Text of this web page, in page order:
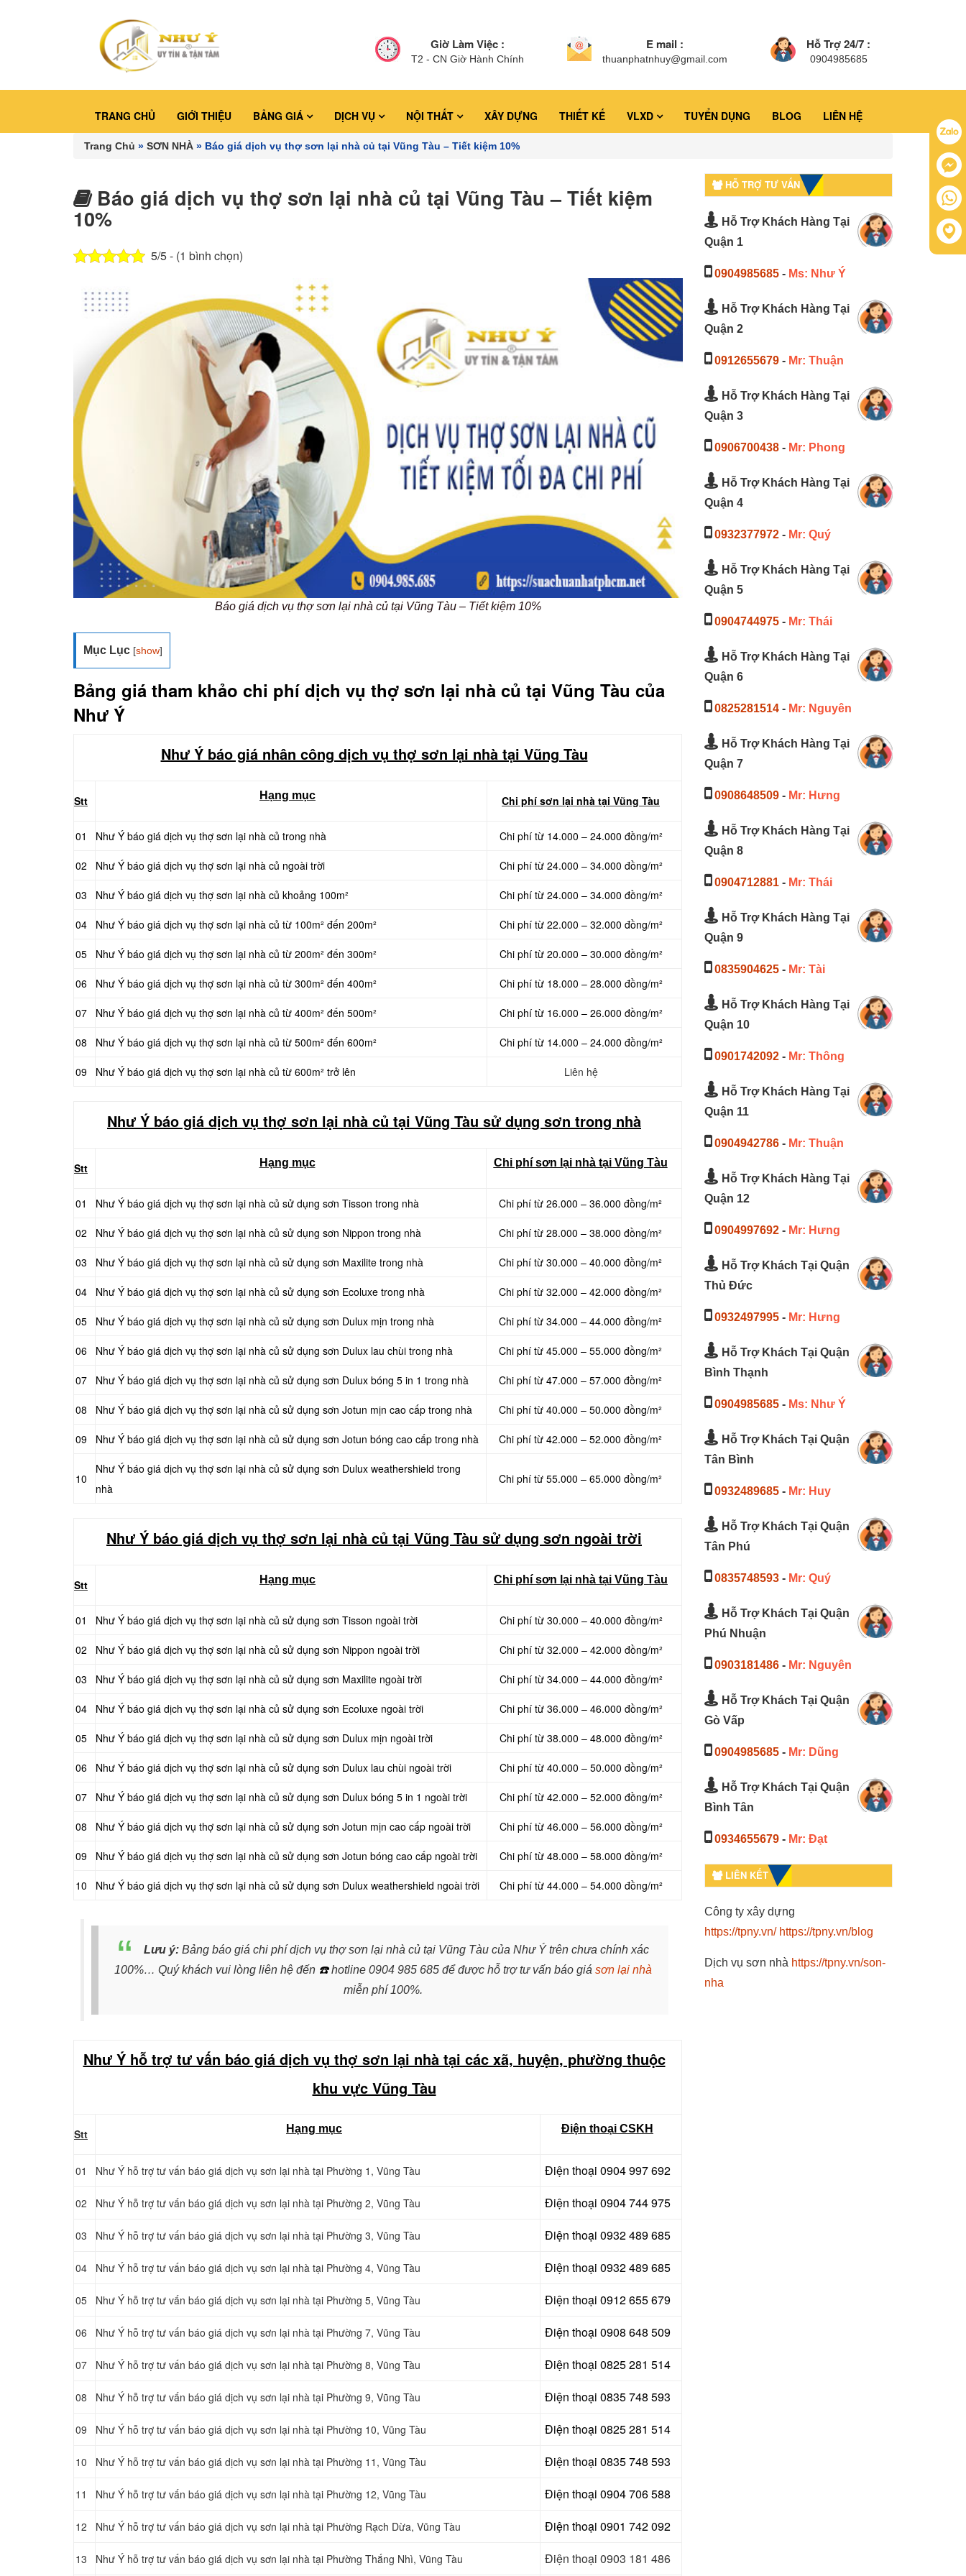
Giờ Làm Việc :
T2 - CN Giờ Hành Chính
E mail :
thuanphatnhuy@gmail.com
Hỗ Trợ 24/7 :
0904985685
TRANG CHỦ GIỚI THIỆU BẢNG GIÁ DỊCH VỤ NỘI THẤT XÂY DỰNG THIẾT KẾ VLXD TUYỂN DỤNG BLOG LIÊN HỆ
Trang Chủ » SƠN NHÀ » Báo giá dịch vụ thợ sơn lại nhà củ tại Vũng Tàu – Tiết kiệm 10%
Báo giá dịch vụ thợ sơn lại nhà củ tại Vũng Tàu – Tiết kiệm
10%
5/5 - (1 bình chọn)
Báo giá dịch vụ thợ sơn lại nhà củ tại Vũng Tàu – Tiết kiệm 10%
Mục Lục [show]
Bảng giá tham khảo chi phí dịch vụ thợ sơn lại nhà củ tại Vũng Tàu của
Như Ý
Như Ý báo giá nhân công dịch vụ thợ sơn lại nhà tại Vũng Tàu
Stt Hạng mục Chi phí sơn lại nhà tại Vũng Tàu
01 Như Ý báo giá dịch vụ thợ sơn lại nhà củ trong nhà Chi phí từ 14.000 – 24.000 đồng/m²
02 Như Ý báo giá dịch vụ thợ sơn lại nhà củ ngoài trời Chi phí từ 24.000 – 34.000 đồng/m²
03 Như Ý báo giá dịch vụ thợ sơn lại nhà củ khoảng 100m² Chi phí từ 24.000 – 34.000 đồng/m²
04 Như Ý báo giá dịch vụ thợ sơn lại nhà củ từ 100m² đến 200m² Chi phí từ 22.000 – 32.000 đồng/m²
05 Như Ý báo giá dịch vụ thợ sơn lại nhà củ từ 200m² đến 300m² Chi phí từ 20.000 – 30.000 đồng/m²
06 Như Ý báo giá dịch vụ thợ sơn lại nhà củ từ 300m² đến 400m² Chi phí từ 18.000 – 28.000 đồng/m²
07 Như Ý báo giá dịch vụ thợ sơn lại nhà củ từ 400m² đến 500m² Chi phí từ 16.000 – 26.000 đồng/m²
08 Như Ý báo giá dịch vụ thợ sơn lại nhà củ từ 500m² đến 600m² Chi phí từ 14.000 – 24.000 đồng/m²
09 Như Ý báo giá dịch vụ thợ sơn lại nhà củ từ 600m² trở lên Liên hệ
Như Ý báo giá dịch vụ thợ sơn lại nhà củ tại Vũng Tàu sử dụng sơn trong nhà
Stt Hạng mục Chi phí sơn lại nhà tại Vũng Tàu
01 Như Ý báo giá dịch vụ thợ sơn lại nhà củ sử dụng sơn Tisson trong nhà Chi phí từ 26.000 – 36.000 đồng/m²
02 Như Ý báo giá dịch vụ thợ sơn lại nhà củ sử dụng sơn Nippon trong nhà Chi phí từ 28.000 – 38.000 đồng/m²
03 Như Ý báo giá dịch vụ thợ sơn lại nhà củ sử dụng sơn Maxilite trong nhà Chi phí từ 30.000 – 40.000 đồng/m²
04 Như Ý báo giá dịch vụ thợ sơn lại nhà củ sử dụng sơn Ecoluxe trong nhà Chi phí từ 32.000 – 42.000 đồng/m²
05 Như Ý báo giá dịch vụ thợ sơn lại nhà củ sử dụng sơn Dulux mịn trong nhà Chi phí từ 34.000 – 44.000 đồng/m²
06 Như Ý báo giá dịch vụ thợ sơn lại nhà củ sử dụng sơn Dulux lau chùi trong nhà Chi phí từ 45.000 – 55.000 đồng/m²
07 Như Ý báo giá dịch vụ thợ sơn lại nhà củ sử dụng sơn Dulux bóng 5 in 1 trong nhà Chi phí từ 47.000 – 57.000 đồng/m²
08 Như Ý báo giá dịch vụ thợ sơn lại nhà củ sử dụng sơn Jotun mịn cao cấp trong nhà Chi phí từ 40.000 – 50.000 đồng/m²
09 Như Ý báo giá dịch vụ thợ sơn lại nhà củ sử dụng sơn Jotun bóng cao cấp trong nhà Chi phí từ 42.000 – 52.000 đồng/m²
10
Như Ý báo giá dịch vụ thợ sơn lại nhà củ sử dụng sơn Dulux weathershield trong
nhà
Chi phí từ 55.000 – 65.000 đồng/m²
Như Ý báo giá dịch vụ thợ sơn lại nhà củ tại Vũng Tàu sử dụng sơn ngoài trời
Stt Hạng mục Chi phí sơn lại nhà tại Vũng Tàu
01 Như Ý báo giá dịch vụ thợ sơn lại nhà củ sử dụng sơn Tisson ngoài trời Chi phí từ 30.000 – 40.000 đồng/m²
02 Như Ý báo giá dịch vụ thợ sơn lại nhà củ sử dụng sơn Nippon ngoài trời Chi phí từ 32.000 – 42.000 đồng/m²
03 Như Ý báo giá dịch vụ thợ sơn lại nhà củ sử dụng sơn Maxilite ngoài trời Chi phí từ 34.000 – 44.000 đồng/m²
04 Như Ý báo giá dịch vụ thợ sơn lại nhà củ sử dụng sơn Ecoluxe ngoài trời Chi phí từ 36.000 – 46.000 đồng/m²
05 Như Ý báo giá dịch vụ thợ sơn lại nhà củ sử dụng sơn Dulux mịn ngoài trời Chi phí từ 38.000 – 48.000 đồng/m²
06 Như Ý báo giá dịch vụ thợ sơn lại nhà củ sử dụng sơn Dulux lau chùi ngoài trời Chi phí từ 40.000 – 50.000 đồng/m²
07 Như Ý báo giá dịch vụ thợ sơn lại nhà củ sử dụng sơn Dulux bóng 5 in 1 ngoài trời Chi phí từ 42.000 – 52.000 đồng/m²
08 Như Ý báo giá dịch vụ thợ sơn lại nhà củ sử dụng sơn Jotun mịn cao cấp ngoài trời Chi phí từ 46.000 – 56.000 đồng/m²
09 Như Ý báo giá dịch vụ thợ sơn lại nhà củ sử dụng sơn Jotun bóng cao cấp ngoài trời Chi phí từ 48.000 – 58.000 đồng/m²
10 Như Ý báo giá dịch vụ thợ sơn lại nhà củ sử dụng sơn Dulux weathershield ngoài trời Chi phí từ 44.000 – 54.000 đồng/m²
Lưu ý: Bảng báo giá chi phí dịch vụ thợ sơn lại nhà củ tại Vũng Tàu của Như Ý trên chưa chính xác
100%… Quý khách vui lòng liên hệ đến ☎️hotline 0904 985 685 để được hỗ trợ tư vấn báo giásơn lại nhà
miễn phí 100%.
Như Ý hỗ trợ tư vấn báo giá dịch vụ thợ sơn lại nhà tại các xã, huyện, phường thuộc
khu vực Vũng Tàu
Stt Hạng mục Điện thoại CSKH
01 Như Ý hỗ trợ tư vấn báo giá dịch vụ sơn lại nhà tại Phường 1, Vũng Tàu Điện thoại 0904 997 692
02 Như Ý hỗ trợ tư vấn báo giá dịch vụ sơn lại nhà tại Phường 2, Vũng Tàu Điện thoại 0904 744 975
03 Như Ý hỗ trợ tư vấn báo giá dịch vụ sơn lại nhà tại Phường 3, Vũng Tàu Điện thoại 0932 489 685
04 Như Ý hỗ trợ tư vấn báo giá dịch vụ sơn lại nhà tại Phường 4, Vũng Tàu Điện thoại 0932 489 685
05 Như Ý hỗ trợ tư vấn báo giá dịch vụ sơn lại nhà tại Phường 5, Vũng Tàu Điện thoại 0912 655 679
06 Như Ý hỗ trợ tư vấn báo giá dịch vụ sơn lại nhà tại Phường 7, Vũng Tàu Điện thoại 0908 648 509
07 Như Ý hỗ trợ tư vấn báo giá dịch vụ sơn lại nhà tại Phường 8, Vũng Tàu Điện thoại 0825 281 514
08 Như Ý hỗ trợ tư vấn báo giá dịch vụ sơn lại nhà tại Phường 9, Vũng Tàu Điện thoại 0835 748 593
09 Như Ý hỗ trợ tư vấn báo giá dịch vụ sơn lại nhà tại Phường 10, Vũng Tàu Điện thoại 0825 281 514
10 Như Ý hỗ trợ tư vấn báo giá dịch vụ sơn lại nhà tại Phường 11, Vũng Tàu Điện thoại 0835 748 593
11 Như Ý hỗ trợ tư vấn báo giá dịch vụ sơn lại nhà tại Phường 12, Vũng Tàu Điện thoại 0904 706 588
12 Như Ý hỗ trợ tư vấn báo giá dịch vụ sơn lại nhà tại Phường Rạch Dừa, Vũng Tàu Điện thoại 0901 742 092
13 Như Ý hỗ trợ tư vấn báo giá dịch vụ sơn lại nhà tại Phường Thắng Nhì, Vũng Tàu Điện thoại 0903 181 486
HỖ TRỢ TƯ VẤN
Hỗ Trợ Khách Hàng Tại
Quận 1
0904985685- Ms: Như Ý
Hỗ Trợ Khách Hàng Tại
Quận 2
0912655679- Mr: Thuận
Hỗ Trợ Khách Hàng Tại
Quận 3
0906700438- Mr: Phong
Hỗ Trợ Khách Hàng Tại
Quận 4
0932377972- Mr: Quý
Hỗ Trợ Khách Hàng Tại
Quận 5
0904744975- Mr: Thái
Hỗ Trợ Khách Hàng Tại
Quận 6
0825281514- Mr: Nguyên
Hỗ Trợ Khách Hàng Tại
Quận 7
0908648509- Mr: Hưng
Hỗ Trợ Khách Hàng Tại
Quận 8
0904712881- Mr: Thái
Hỗ Trợ Khách Hàng Tại
Quận 9
0835904625- Mr: Tài
Hỗ Trợ Khách Hàng Tại
Quận 10
0901742092- Mr: Thông
Hỗ Trợ Khách Hàng Tại
Quận 11
0904942786- Mr: Thuận
Hỗ Trợ Khách Hàng Tại
Quận 12
0904997692- Mr: Hưng
Hỗ Trợ Khách Tại Quận
Thủ Đức
0932497995- Mr: Hưng
Hỗ Trợ Khách Tại Quận
Bình Thạnh
0904985685- Ms: Như Ý
Hỗ Trợ Khách Tại Quận
Tân Bình
0932489685- Mr: Huy
Hỗ Trợ Khách Tại Quận
Tân Phú
0835748593- Mr: Quý
Hỗ Trợ Khách Tại Quận
Phú Nhuận
0903181486- Mr: Nguyên
Hỗ Trợ Khách Tại Quận
Gò Vấp
0904985685- Mr: Dũng
Hỗ Trợ Khách Tại Quận
Bình Tân
0934655679- Mr: Đạt
LIÊN KẾT
Công ty xây dựng
https://tpny.vn/ https://tpny.vn/blog
Dịch vụ sơn nhà https://tpny.vn/son-
nha